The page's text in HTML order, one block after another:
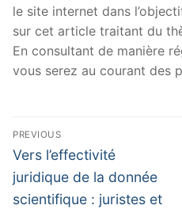
le site internet dans
sur cet article traitant du
En consultant de manière
vous serez au courant des
Navigation
de
l’article
PREVIOUS
Previous
post:
Vers l’effectivité
juridique de la donnée
scientifique : juristes et